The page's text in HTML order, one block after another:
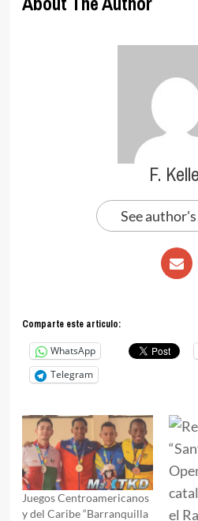
F.
See
Comparte este articulo:
WhatsApp
Telegram
Juegos Centroamericanos
y del Caribe “Barranquilla